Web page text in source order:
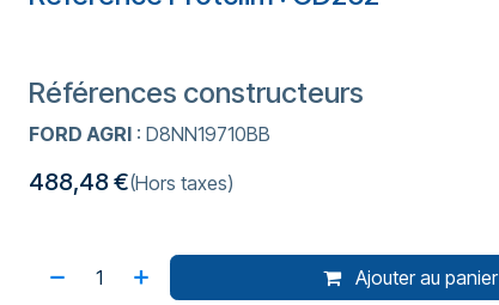
Références constructeurs
FORD AGRI: D8NN19710BB
488,48€(Hors taxes)
Ajouter au panier